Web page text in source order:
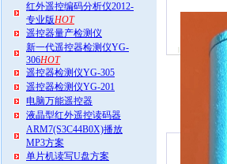
红外遥控编码分析仪2012-
专业版HOT
遥控器量产检测仪
新一代遥控器检测仪YG-
306HOT
遥控器检测仪YG-305
遥控器检测仪YG-201
电脑万能遥控器
液晶型红外遥控读码器
ARM7(S3C44B0X)播放
MP3方案
单片机读写U盘方案